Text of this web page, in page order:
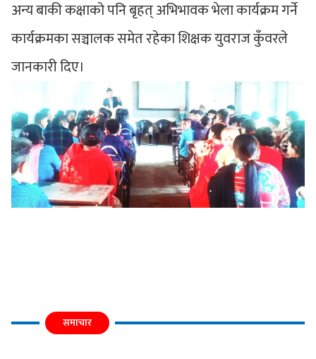
अन्य बाकी कक्षाको पनि बृहत् अभिभावक भेला कार्यक्रम गर्ने
कार्यक्रमका सञ्चालक समेत रहेका शिक्षक युवराज कुँवरले
जानकारी दिए।
समाचार